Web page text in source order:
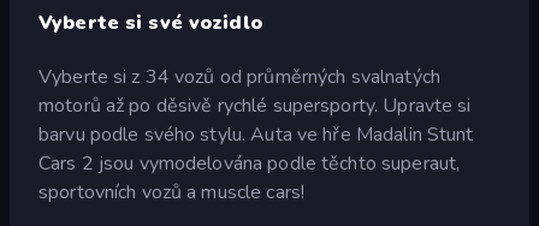
Vyberte si své vozidlo
Vyberte si z 34 vozů od průměrných svalnatých
motorů až po děsivě rychlé supersporty. Upravte si
barvu podle svého stylu. Auta ve hře Madalin Stunt
Cars 2 jsou vymodelována podle těchto superaut,
sportovních vozů a muscle cars!